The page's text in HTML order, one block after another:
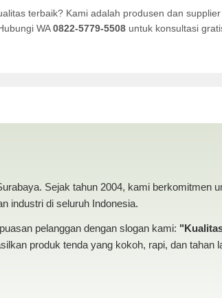
terbaik? Kami adalah produsen dan supplier
WA0822-5779-5508untuk konsultasi
Sejak tahun 2004, kami berkomitmen
industri di seluruh Indonesia.
pelanggan dengan slogan kami:
produk tenda yang kokoh, rapi, dan tahan